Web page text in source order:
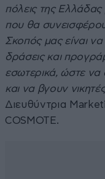
πόλεις της
που θα
Σκοπός μας είναι
δράσεις και
εσωτερικά, ώστε να
και να βγουν
Διευθύντρια
COSMOTE.